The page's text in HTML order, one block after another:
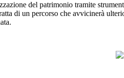
del patrimonio tramite
di un percorso che avvicinerà